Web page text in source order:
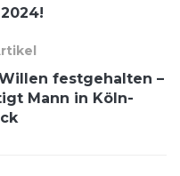
festgehalten –
Mann in Köln-